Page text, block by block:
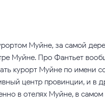
Муйне, за самой
Муйне. Про Фантьет
курорт Муйне по имени
центр провинции, и в
в отелях Муйне, в самом